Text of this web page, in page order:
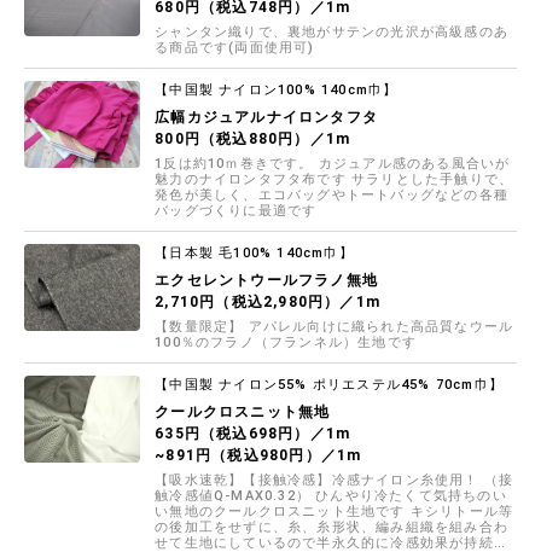
680円（税込748円）／1m
シャンタン織りで、裏地がサテンの光沢が高級感のあ
る商品です(両面使用可)
【中国製 ナイロン100% 140cm巾】
広幅カジュアルナイロンタフタ
800円（税込880円）／1m
1反は約10ｍ巻きです。 カジュアル感のある風合いが
魅力のナイロンタフタ布です サラリとした手触りで、
発色が美しく、エコバッグやトートバッグなどの各種
バッグづくりに最適です
【日本製 毛100% 140cm巾】
エクセレントウールフラノ無地
2,710円（税込2,980円）／1m
【数量限定】 アパレル向けに織られた高品質なウール
100％のフラノ（フランネル）生地です
【中国製 ナイロン55% ポリエステル45% 70cm巾】
クールクロスニット無地
635円（税込698円）／1m
~891円（税込980円）／1m
【吸水速乾】【接触冷感】冷感ナイロン糸使用！ （接
触冷感値Q-MAX0.32） ひんやり冷たくて気持ちのい
い無地のクールクロスニット生地です キシリトール等
の後加工をせずに、糸、糸形状、編み組織を組み合わ
せて生地にしているので半永久的に冷感効果が持続し